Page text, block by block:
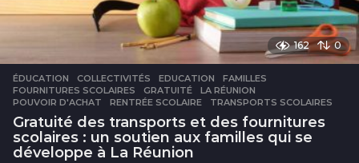
162 0
ÉDUCATION COLLECTIVITÉS ,EDUCATION ,FAMILLES
FOURNITURES SCOLAIRES
,GRATUITÉ ,LA RÉUNION
POUVOIR D'ACHAT
,RENTRÉE SCOLAIRE ,TRANSPORTS SCOLAIRES
Gratuité des transports et des fournitures
scolaires : un soutien aux familles qui se
développe à La Réunion